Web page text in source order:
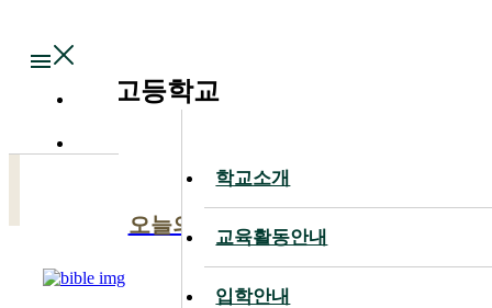
학교소개
교육활동안내
입학안내
학교소개
교육활동안내
입학안내
대전대신고등학교
오늘의 말씀